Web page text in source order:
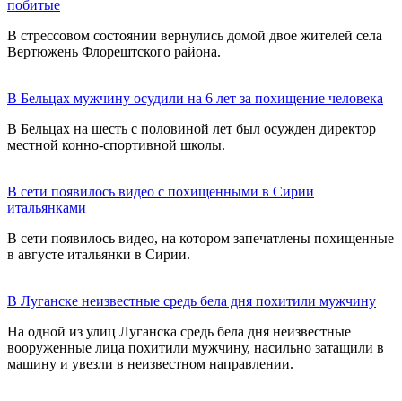
побитые
В стрессовом состоянии вернулись домой двое жителей села
Вертюжень Флорештского района.
В Бельцах мужчину осудили на 6 лет за похищение человека
В Бельцах на шесть с половиной лет был осужден директор
местной конно-спортивной школы.
В сети появилось видео с похищенными в Сирии
итальянками
В сети появилось видео, на котором запечатлены похищенные
в августе итальянки в Сирии.
В Луганске неизвестные средь бела дня похитили мужчину
На одной из улиц Луганска средь бела дня неизвестные
вооруженные лица похитили мужчину, насильно затащили в
машину и увезли в неизвестном направлении.